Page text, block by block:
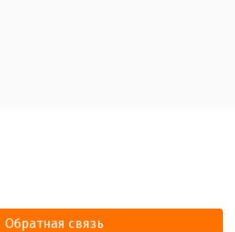
Обратная связь